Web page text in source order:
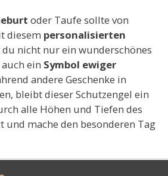
oder Taufe sollte von
diesem personalisierten
du nicht nur ein wunderschönes
ein Symbol ewiger
andere Geschenke in
bleibt dieser Schutzengel ein
alle Höhen und Tiefen des
und mache den besonderen Tag